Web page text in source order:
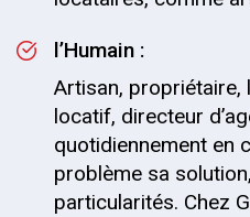
l’Humain :
Artisan, propriétaire,
locatif, directeur
quotidiennement en
problème sa
particularités. Chez